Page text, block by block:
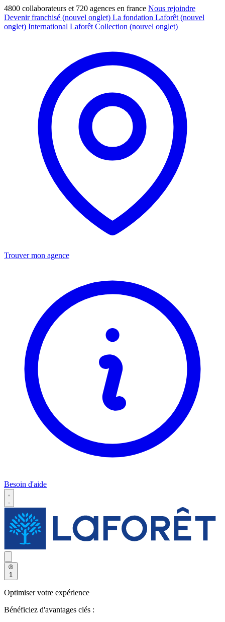
4800 collaborateurs et 720 agences en france Nous rejoindre
Devenir franchisé (nouvel onglet) La fondation Laforêt (nouvel
onglet) International Laforêt Collection (nouvel onglet)
Trouver mon agence
Besoin d'aide
1
Optimiser votre expérience
Bénéficiez d'avantages clés :